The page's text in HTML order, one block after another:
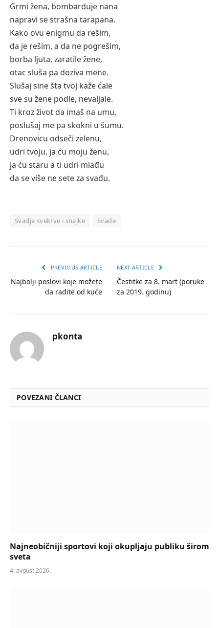
Grmi žena, bombarduje nana
napravi se strašna tarapana.
Kako ovu enigmu da rešim,
da je rešim, a da ne pogrešim,
borba ljuta, zaratile žene,
otac sluša pa doziva mene.
Slušaj sine šta tvoj kaže ćale
sve su žene podle, nevaljale.
Ti kroz život da imaš na umu,
poslušaj me pa skokni u šumu.
Drenovicu odseči zelenu,
udri tvoju, ja ću moju ženu,
ja ću staru a ti udri mlađu
da se više ne sete za svađu.
Svadja svekrve i snajke Svađe
PREVIOUS ARTICLE
Najbolji poslovi koje možete
da radite od kuće
NEXT ARTICLE
Čestitke za 8. mart (poruke
za 2019. godinu)
pkonta
POVEZANI ČLANCI
Najneobičniji sportovi koji okupljaju publiku širom
sveta
4. avgust 2026.